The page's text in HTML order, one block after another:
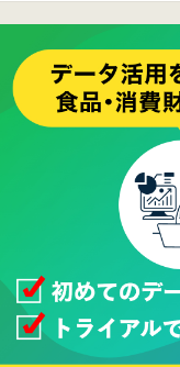
ります。
2017/05/17
ウレコ
た。ぜひ
ウレコ
ョンア
ページへ
ウレコ
ューア
Facebook
2015/04/30
詳細はこ
2015/04/20
ウレコン